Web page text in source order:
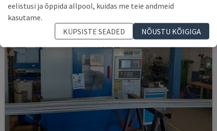
eelistusi ja õppida allpool, kuidas me teie andmeid
kasutame.
KÜPSISTE SEADED
NÕUSTU KÕIGIGA